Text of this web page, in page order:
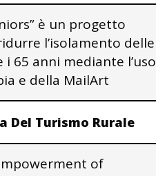
è un progetto
l’isolamento delle
65 anni mediante l’uso
e della MailArt
Del Turismo Rurale
of